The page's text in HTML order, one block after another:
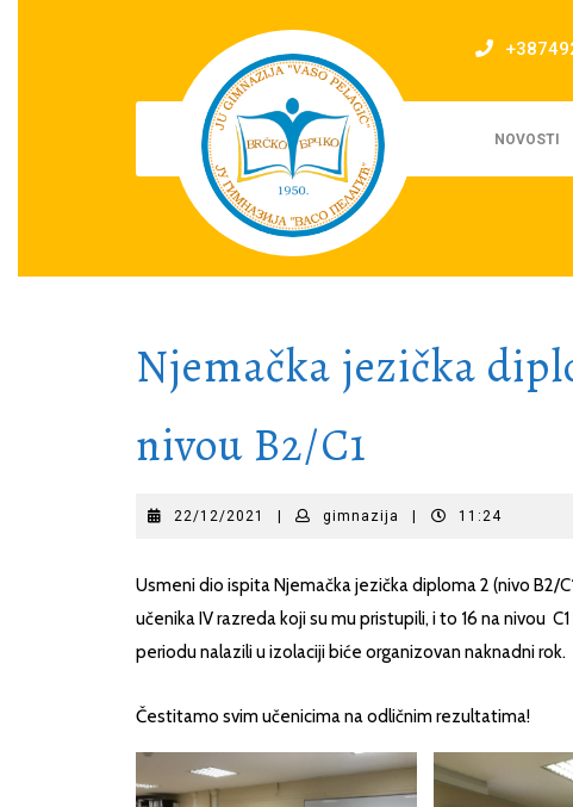
NOVOSTI
Njemačka jezička
nivou B2/C1
22/12/2021 22/12/2021gimnazija gimnazija11:24
Usmeni dio ispita Njemačka jezička diploma 2 (nivo B2/
učenika IV razreda koji su mu pristupili, i to 16 na nivou
periodu nalazili u izolaciji biće organizovan naknadni rok.
Čestitamo svim učenicima na odličnim rezultatima!